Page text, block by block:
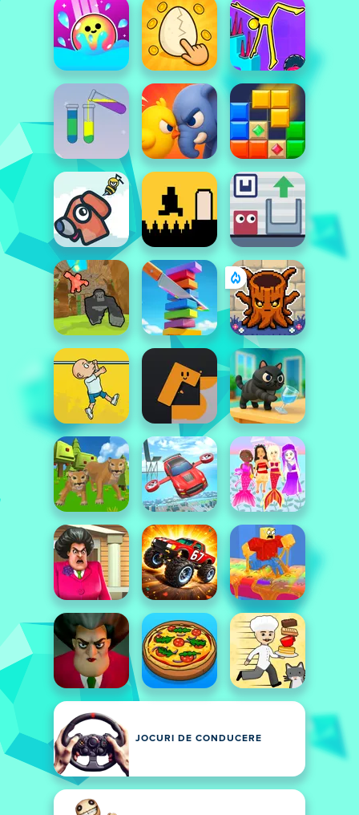
JOCURI DE CONDUCERE